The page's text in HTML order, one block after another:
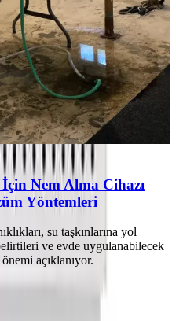
Nem Alma Cihazı
Yöntemleri
su taşkınlarına yol
ve evde uygulanabilecek
açıklanıyor.